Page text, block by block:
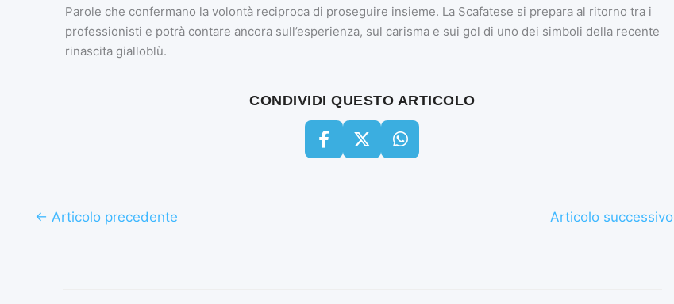
Parole che confermano la volontà reciproca di proseguire insieme. La Scafatese si prepara al ritorno tra i
professionisti e potrà contare ancora sull’esperienza, sul carisma e sui gol di uno dei simboli della recente
rinascita gialloblù.
CONDIVIDI QUESTO ARTICOLO
← Articolo precedente Articolo successivo